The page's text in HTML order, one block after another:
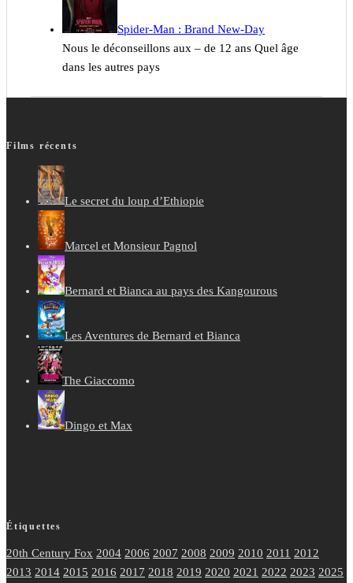
Spider-Man : Brand New-Day
Nous le déconseillons aux – de 12 ans Quel âge
dans les autres pays
Films récents
Le secret du loup d’Ethiopie
Marcel et Monsieur Pagnol
Bernard et Bianca au pays des Kangourous
Les Aventures de Bernard et Bianca
The Giaccomo
Dingo et Max
Étiquettes
20th Century Fox 2004 2006 2007 2008 2009 2010 2011 2012
2013 2014 2015 2016 2017 2018 2019 2020 2021 2022 2023 2025